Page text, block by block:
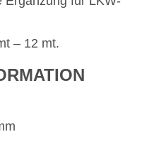
– 12 mt.